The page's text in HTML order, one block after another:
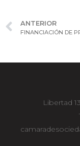
ANTERIOR
Libertad